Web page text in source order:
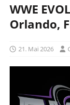
WWE
Orlando,
21. Mai 2026